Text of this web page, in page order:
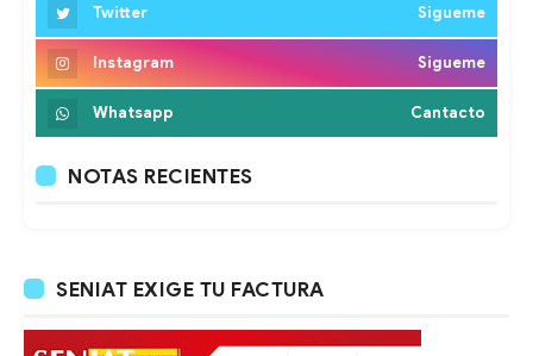
Twitter Sigueme
Instagram Sigueme
Whatsapp Cantacto
NOTAS RECIENTES
SENIAT EXIGE TU FACTURA